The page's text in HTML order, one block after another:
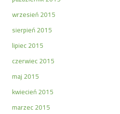
wrzesień 2015
sierpień 2015
lipiec 2015
czerwiec 2015
maj 2015
kwiecień 2015
marzec 2015